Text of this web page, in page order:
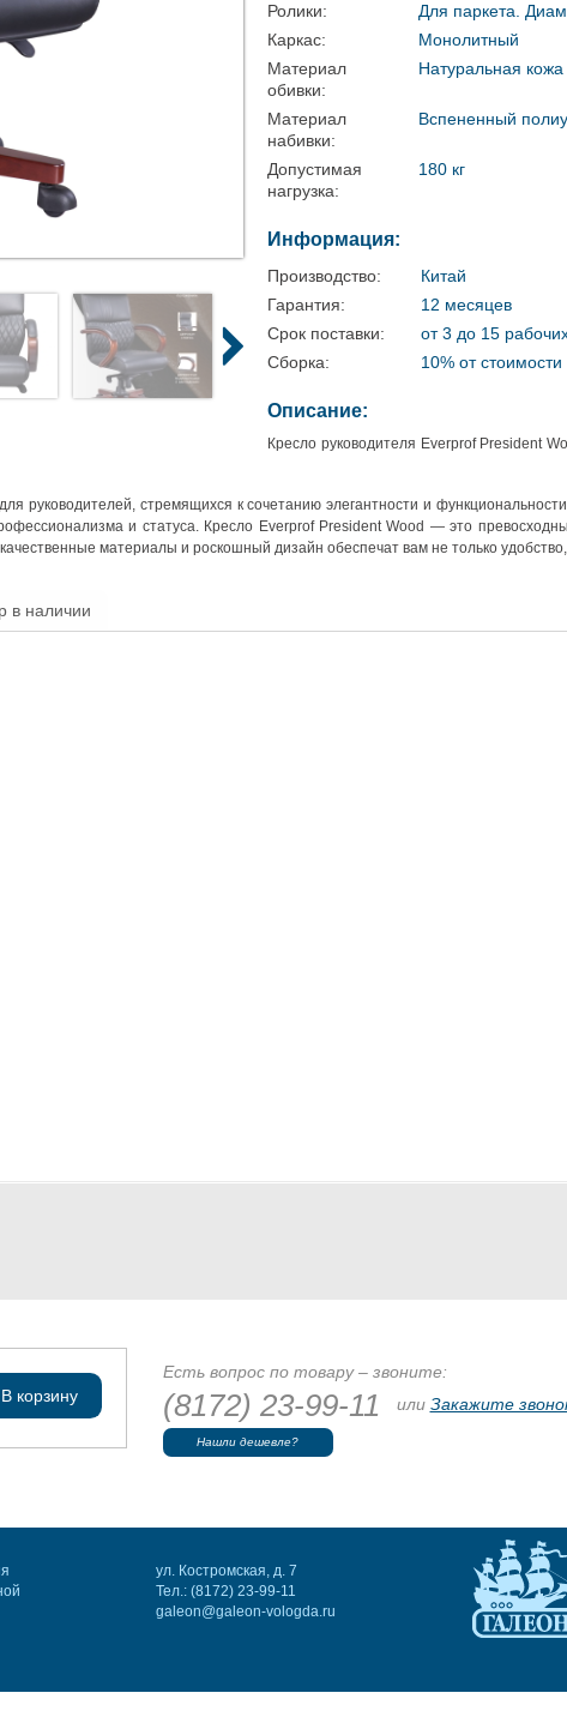
Ролики:
Для паркета.
Каркас:
Монолитный
Материал
обивки:
Натуральная кожа
Материал
набивки:
Вспененный
Допустимая
нагрузка:
180 кг
Информация:
Производство:
Китай
Гарантия:
12 месяцев
Срок поставки:
от 3 до 15
Сборка:
10% от стоимости
Описание:
Кресло руководителя Everprof President
руководителей, стремящихся к сочетанию элегантности и
и статуса. Кресло Everprof President Wood — это
материалы и роскошный дизайн обеспечат вам не только
в наличии
В корзину
Есть вопрос по товару – звоните:
(8172) 23-99-11 или Закажите
Нашли дешевле?
ул. Костромская, д. 7
Тел.: (8172) 23-99-11
galeon@galeon-vologda.ru